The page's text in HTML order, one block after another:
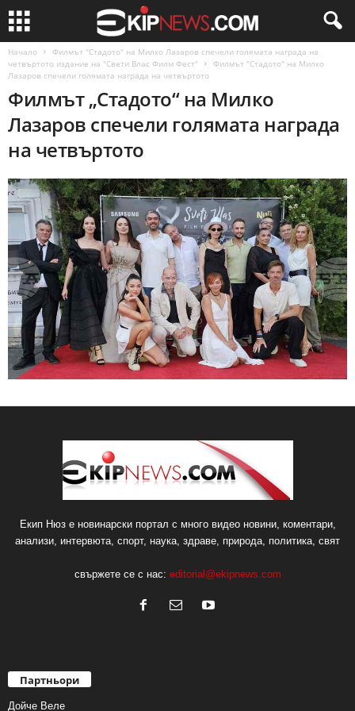
Начало
Филмът "Стадото" на Милко Лазаров спечели голямата награда на
четвъртото издание на "Свети Влас Филм Фест"
Филмът "Стадото" на Милко
Лазаров спечели голямата награда на четвъртото
Филмът „Стадото“ на Милко
Лазаров спечели голямата награда
на четвъртото
Екип Нюз е новинарски портал с много видео новини, коментари,
анализи, интервюта, спорт, наука, здраве, природа, политика, свят
свържете се с нас: editorial@ekipnews.com
Партньори
Дойче Веле